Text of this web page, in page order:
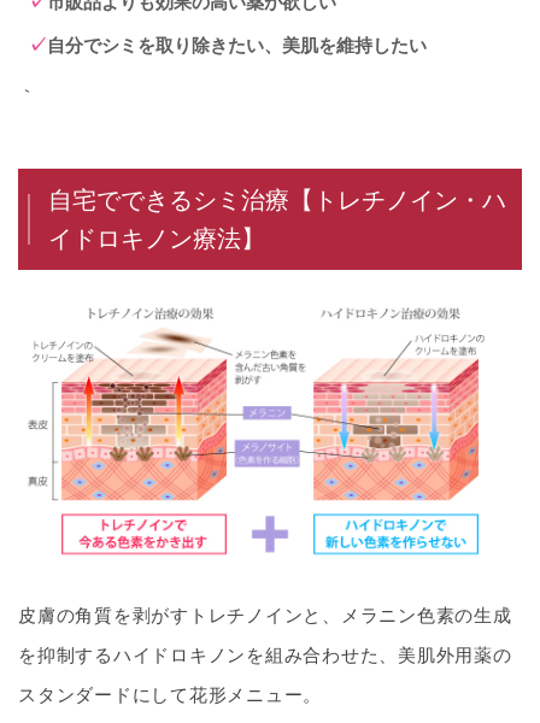
自分でシミを取り除きたい、美肌を維持したい
｀
自宅でできるシミ治療【トレチノイン・ハ
イドロキノン療法】
皮膚の角質を剥がすトレチノインと、メラニン色素の生成
を抑制するハイドロキノンを組み合わせた、美肌外用薬の
スタンダードにして花形メニュー。